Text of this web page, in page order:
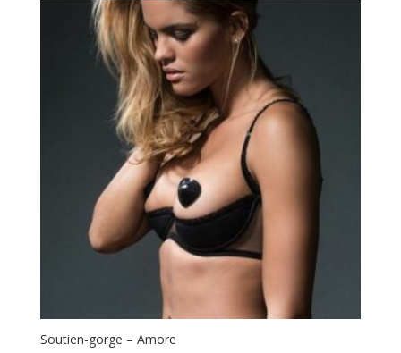
Soutien-gorge – Amore